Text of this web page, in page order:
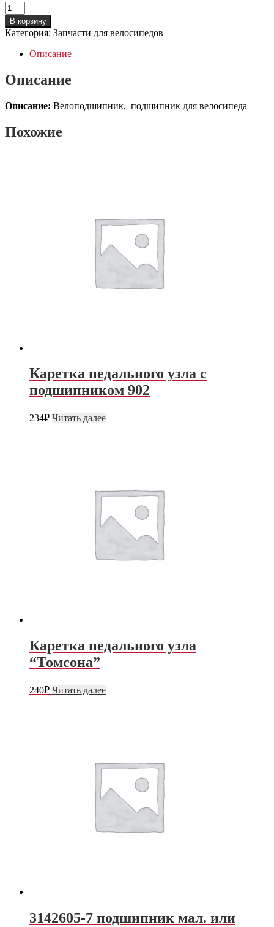
Количество
товара
3142605-
14
подшипник
зад.втулки
12
шар
стандарт)
В корзину
Категория: Запчасти для велосипедов
Описание
Описание
Описание: Велоподшипник, подшипник для велосипеда
Похожие
Каретка педального узла с
подшипником 902
234₽ Читать далее
Каретка педального узла
“Томсона”
240₽ Читать далее
3142605-7 подшипник мал. или